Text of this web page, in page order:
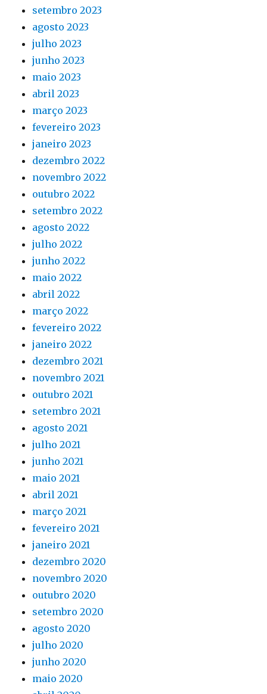
setembro 2023
agosto 2023
julho 2023
junho 2023
maio 2023
abril 2023
março 2023
fevereiro 2023
janeiro 2023
dezembro 2022
novembro 2022
outubro 2022
setembro 2022
agosto 2022
julho 2022
junho 2022
maio 2022
abril 2022
março 2022
fevereiro 2022
janeiro 2022
dezembro 2021
novembro 2021
outubro 2021
setembro 2021
agosto 2021
julho 2021
junho 2021
maio 2021
abril 2021
março 2021
fevereiro 2021
janeiro 2021
dezembro 2020
novembro 2020
outubro 2020
setembro 2020
agosto 2020
julho 2020
junho 2020
maio 2020